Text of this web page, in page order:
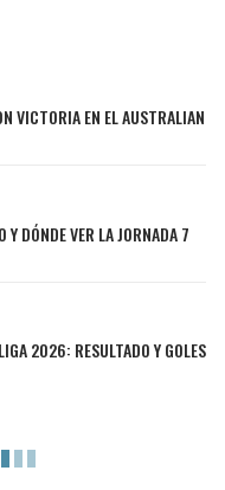
VICTORIA EN EL AUSTRALIAN
DÓNDE VER LA JORNADA 7
2026: RESULTADO Y GOLES